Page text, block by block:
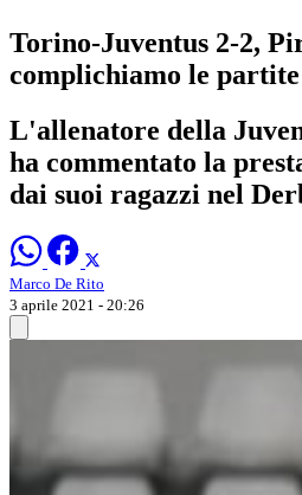
Torino-Juventus 2-2,
complichiamo le
L'allenatore della
ha commentato la
dai suoi ragazzi nel
Marco De Rito
3 aprile 2021 - 20:26